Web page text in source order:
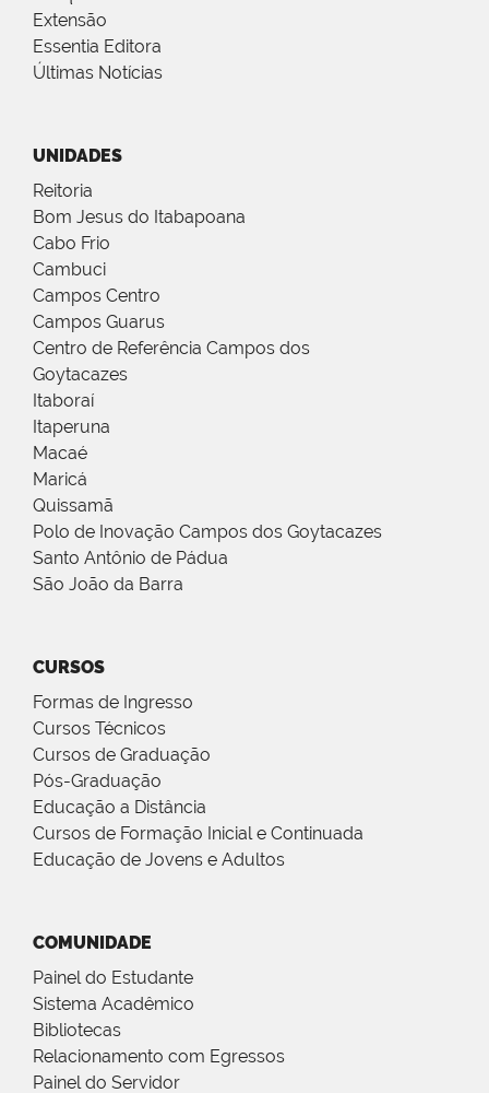
Extensão
Essentia Editora
Últimas Notícias
UNIDADES
Reitoria
Bom Jesus do Itabapoana
Cabo Frio
Cambuci
Campos Centro
Campos Guarus
Centro de Referência Campos dos
Goytacazes
Itaboraí
Itaperuna
Macaé
Maricá
Quissamã
Polo de Inovação Campos dos Goytacazes
Santo Antônio de Pádua
São João da Barra
CURSOS
Formas de Ingresso
Cursos Técnicos
Cursos de Graduação
Pós-Graduação
Educação a Distância
Cursos de Formação Inicial e Continuada
Educação de Jovens e Adultos
COMUNIDADE
Painel do Estudante
Sistema Acadêmico
Bibliotecas
Relacionamento com Egressos
Painel do Servidor